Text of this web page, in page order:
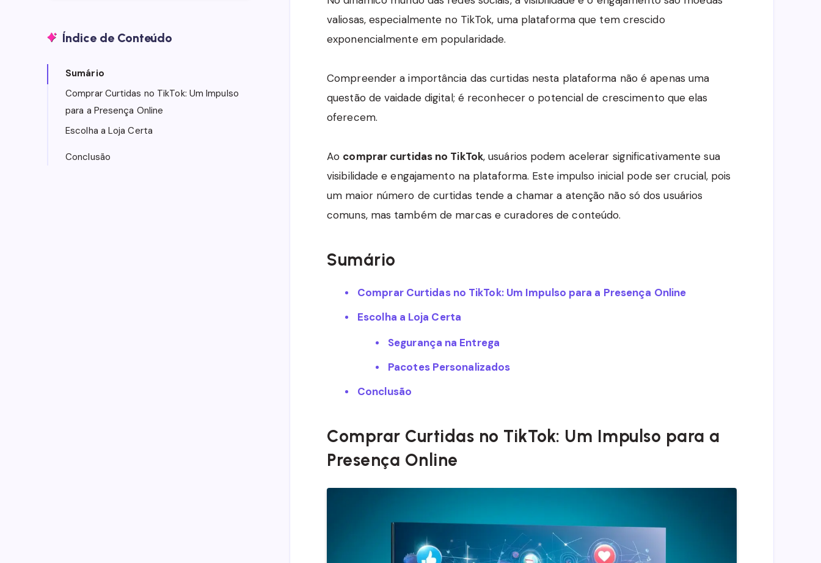
valiosas, especialmente no TikTok, uma plataforma que tem crescido
exponencialmente em popularidade.
Compreender a importância das curtidas nesta plataforma não é apenas uma
questão de vaidade digital; é reconhecer o potencial de crescimento que elas
oferecem.
Ao comprar curtidas no TikTok, usuários podem acelerar significativamente sua
visibilidade e engajamento na plataforma. Este impulso inicial pode ser crucial, pois
um maior número de curtidas tende a chamar a atenção não só dos usuários
comuns, mas também de marcas e curadores de conteúdo.
Sumário
Comprar Curtidas no TikTok: Um Impulso para a Presença Online
Escolha a Loja Certa
Segurança na Entrega
Pacotes Personalizados
Conclusão
Comprar Curtidas no TikTok: Um Impulso para a
Presença Online
Índice de Conteúdo
Sumário
Comprar Curtidas no TikTok: Um Impulso
para a Presença Online
Escolha a Loja Certa
Conclusão